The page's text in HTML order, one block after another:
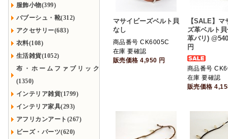
服飾小物(399)
バブーシュ・靴(312)
アクセサリー(683)
衣料(108)
生活雑貨(1052)
布・ホームファブリック
(1350)
インテリア雑貨(1799)
インテリア家具(293)
アフリカンアート(267)
ビーズ・パーツ(620)
マサイビーズベルト貝
なし
商品番号 CK6005C
在庫 要確認
販売価格4,950 円
【SALE】マ
ズ革ベルト
革バリ)
円
商品番号
在庫 要確認
販売価格